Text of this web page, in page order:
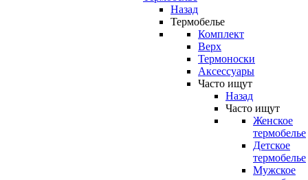
Назад
Термобелье
Комплект
Верх
Термоноски
Аксессуары
Часто ищут
Назад
Часто ищут
Женское
термобелье
Детское
термобелье
Мужское